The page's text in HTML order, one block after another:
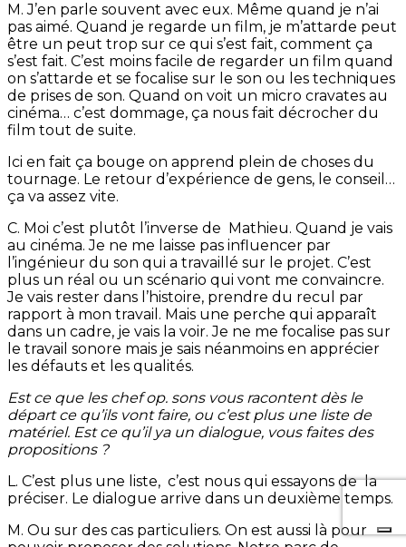
M. J’en parle souvent avec eux. Même quand je n’ai
pas aimé. Quand je regarde un film, je m’attarde peut
être un peut trop sur ce qui s’est fait, comment ça
s’est fait. C’est moins facile de regarder un film quand
on s’attarde et se focalise sur le son ou les techniques
de prises de son. Quand on voit un micro cravates au
cinéma… c’est dommage, ça nous fait décrocher du
film tout de suite.
Ici en fait ça bouge on apprend plein de choses du
tournage. Le retour d’expérience de gens, le conseil…
ça va assez vite.
C. Moi c’est plutôt l’inverse de Mathieu. Quand je vais
au cinéma. Je ne me laisse pas influencer par
l’ingénieur du son qui a travaillé sur le projet. C’est
plus un réal ou un scénario qui vont me convaincre.
Je vais rester dans l’histoire, prendre du recul par
rapport à mon travail. Mais une perche qui apparaît
dans un cadre, je vais la voir. Je ne me focalise pas sur
le travail sonore mais je sais néanmoins en apprécier
les défauts et les qualités.
Est ce que les chef op. sons vous racontent dès le
départ ce qu’ils vont faire, ou c’est plus une liste de
matériel. Est ce qu’il ya un dialogue, vous faites des
propositions ?
L. C’est plus une liste, c’est nous qui essayons de la
préciser. Le dialogue arrive dans un deuxième temps.
M. Ou sur des cas particuliers. On est aussi là pour